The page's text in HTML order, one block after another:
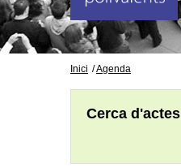
Inici Agenda
Cerca d'actes